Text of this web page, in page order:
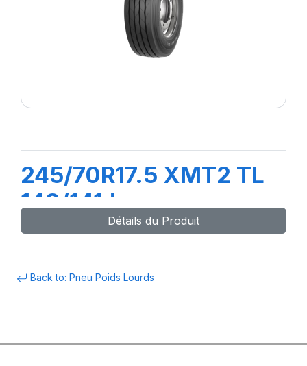
245/70R17.5 XMT2 TL
143/141J
Détails du Produit
Back to: Pneu Poids Lourds